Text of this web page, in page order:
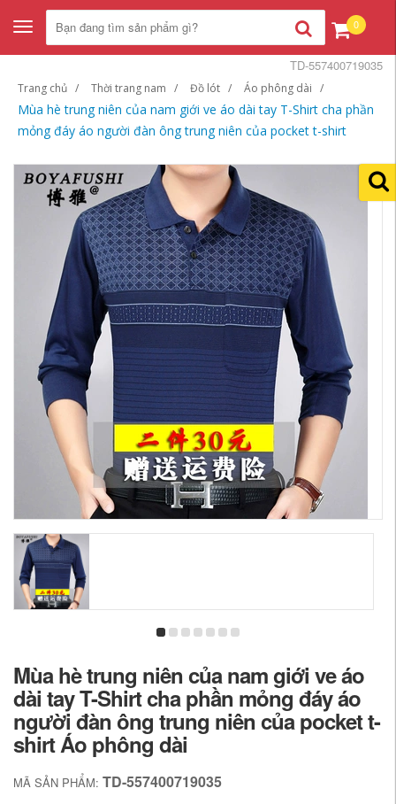
Toggle
navigation
0
Trang chủ Thời trang nam Đồ lót Áo phông dài
Mùa hè trung niên của nam giới ve áo dài tay T-Shirt cha phần
mỏng đáy áo người đàn ông trung niên của pocket t-shirt
TD-557400719035
Mùa hè trung niên của nam giới ve áo
dài tay T-Shirt cha phần mỏng đáy áo
người đàn ông trung niên của pocket t-
shirt Áo phông dài
MÃ SẢN PHẨM: TD-557400719035